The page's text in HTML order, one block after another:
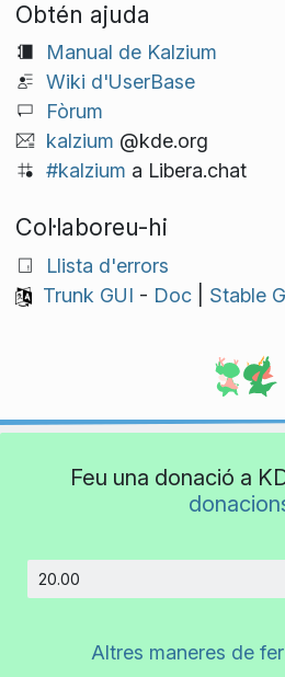
Obtén ajuda
Manual de Kalzium
Wiki d'UserBase
Fòrum
kalzium @kde.org
#kalzium a Libera.chat
Col·laboreu-hi
Llista d'errors
Trunk GUI - Doc| Stable
Feu una donació a
Altres maneres de